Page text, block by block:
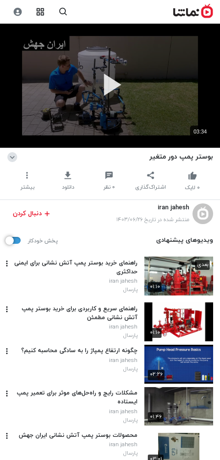
03:34
بوستر پمپ دور متغیر
اشتراک‌گذاری ۰ نظر دانلود بیشتر ۰ لایک
iran jahesh
منتشر شده در تاریخ ۱۴۰۳/۰۶/۲۶
دنبال کردن
ویدیوهای پیشنهادی پخش خودکار
۰۱:۱۰
بعدی
راهنمای خرید بوستر پمپ آتش نشانی برای ایمنی
حداکثری
iran jahesh
پارسال
۰۱:۱۰
راهنمای سریع و کاربردی برای خرید بوستر پمپ
آتش نشانی مطمئن
iran jahesh
پارسال
۰۲:۲۶
چگونه ارتفاع پمپاژ را به سادگی محاسبه کنیم؟
iran jahesh
پارسال
۰۱:۴۶
مشکلات رایج و راه‌حل‌های موثر برای تعمیر پمپ
ایستاده
iran jahesh
پارسال
محصولات بوستر پمپ آتش نشانی ایران جهش
iran jahesh
پارسال